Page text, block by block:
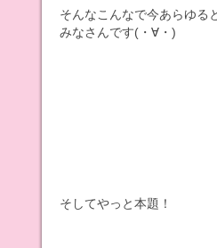
そんなこんなで今あらゆる
みなさんです(・∀・)
そしてやっと本題！